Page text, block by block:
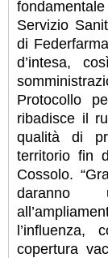
Servizio
di
d’intesa,
Protocollo
ribadisce il
qualità di
territorio fin
Cossolo.
daranno
l’influenza,
copertura